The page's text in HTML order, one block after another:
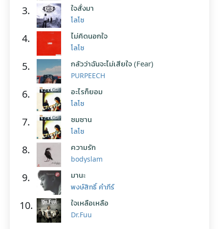
3. ใจสั่งมา
โลโซ
4. ไม่คิดนอกใจ
โลโซ
5. กลัวว่าฉันจะไม่เสียใจ (Fear)
PURPEECH
6. อะไรก็ยอม
โลโซ
7. ซมซาน
โลโซ
8. ความรัก
bodyslam
9. มานะ
พงษ์สิทธิ์ คำภีร์
10. ใจเหลือเหลือ
Dr.Fuu